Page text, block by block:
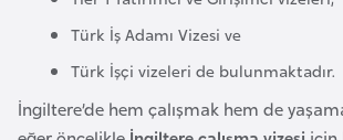
Türk İş Adamı Vizesi ve
Türk İşçi vizeleri de bulunmaktadır.
İngiltere’de hem çalışmak hem de
a